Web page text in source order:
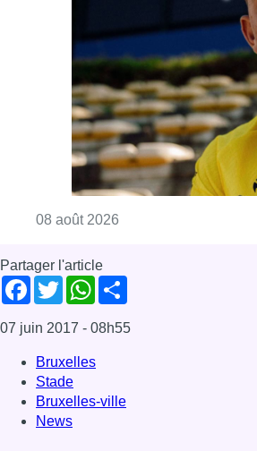
08 août 2026
Partager l'article
Facebook
TwitterWhatsApp
07 juin 2017 - 08h55
Bruxelles
Stade
Bruxelles-ville
News